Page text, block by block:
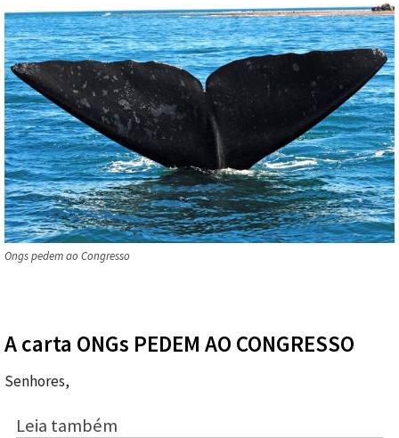
Ongs pedem ao Congresso
A carta ONGs PEDEM AO CONGRESSO
Senhores,
Leia também